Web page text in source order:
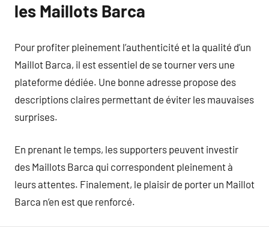
les Maillots Barca
Pour profiter pleinement l’authenticité et la qualité d’un
Maillot Barca, il est essentiel de se tourner vers une
plateforme dédiée. Une bonne adresse propose des
descriptions claires permettant de éviter les mauvaises
surprises.
En prenant le temps, les supporters peuvent investir
des Maillots Barca qui correspondent pleinement à
leurs attentes. Finalement, le plaisir de porter un Maillot
Barca n’en est que renforcé.